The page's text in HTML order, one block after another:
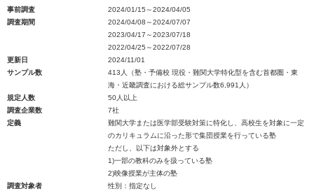
事前調査
2024/01/15～2024/04/05
調査期間
2024/04/08～2024/07/07
2023/04/17～2023/07/18
2022/04/25～2022/07/28
更新日
2024/11/01
サンプル数
413人（塾・予備校 現役・難関大学特化型を含む首都圏・東
海・近畿調査における総サンプル数6,991人）
規定人数
50人以上
調査企業数
7社
定義
難関大学または医学部受験対策に特化し、高校生を対象に一定
のカリキュラムに沿った形で集団授業を行っている塾
ただし、以下は対象外とする
1)一部の教科のみを扱っている塾
2)映像授業が主体の塾
調査対象者
性別：指定なし